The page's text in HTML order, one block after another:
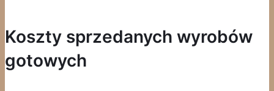
Koszty sprzedanych wyrobów
gotowych